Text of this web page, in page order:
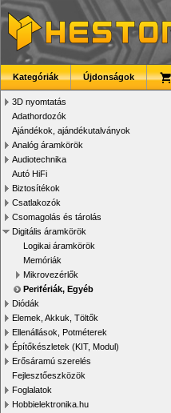
Kategóriák Újdonságok
3D nyomtatás
Adathordozók
Ajándékok, ajándékutalványok
Analóg áramkörök
Audiotechnika
Autó HiFi
Biztosítékok
Csatlakozók
Csomagolás és tárolás
Digitális áramkörök
Logikai áramkörök
Memóriák
Mikrovezérlők
Perifériák, Egyéb
Diódák
Elemek, Akkuk, Töltők
Ellenállások, Potméterek
Építőkészletek (KIT, Modul)
Erősáramú szerelés
Fejlesztőeszközök
Foglalatok
Hobbielektronika.hu